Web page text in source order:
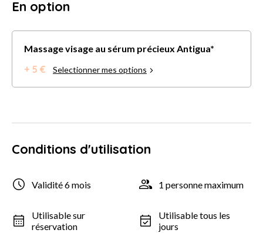
En option
Massage visage au sérum précieux Antigua*
+ 5 € Selectionner mes options
Conditions d'utilisation
Validité 6 mois 1 personne maximum
Utilisable sur
réservation
Utilisable tous les
jours